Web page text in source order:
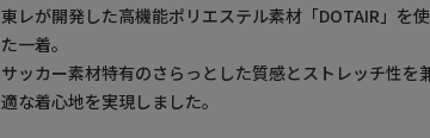
東レが開発した高機能ポリエステル素材「DOTAIR」を
た一着。
サッカー素材特有のさらっとした質感とストレッチ性を
適な着心地を実現しました。